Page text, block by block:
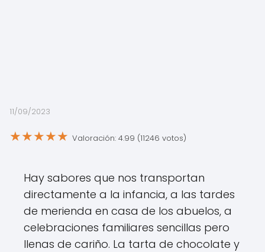
11/09/2023
★★★★★ Valoración: 4.99 (11246 votos)
Hay sabores que nos transportan
directamente a la infancia, a las tardes
de merienda en casa de los abuelos, a
celebraciones familiares sencillas pero
llenas de cariño. La tarta de chocolate y